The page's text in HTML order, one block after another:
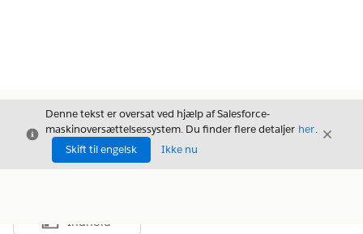
Luk
Denne tekst er oversat ved hjælp af Salesforce-
maskinoversættelsessystem. Du finder flere detaljer her.
Skift til engelsk
Ikke nu
Luk
Vis indholdsfortegnelse
Indhold